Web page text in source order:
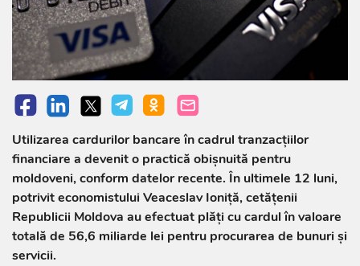
Utilizarea cardurilor bancare în cadrul tranzacțiilor
financiare a devenit o practică obișnuită pentru
moldoveni, conform datelor recente. În ultimele 12 luni,
potrivit economistului Veaceslav Ioniță, cetățenii
Republicii Moldova au efectuat plăți cu cardul în valoare
totală de 56,6 miliarde lei pentru procurarea de bunuri și
servicii.